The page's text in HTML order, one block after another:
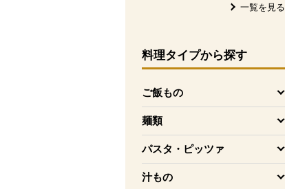
一覧を見る
料理タイプから探す
ご飯もの
を開く
麺類
を開く
パスタ・ピッツァ
を開く
汁もの
を開く